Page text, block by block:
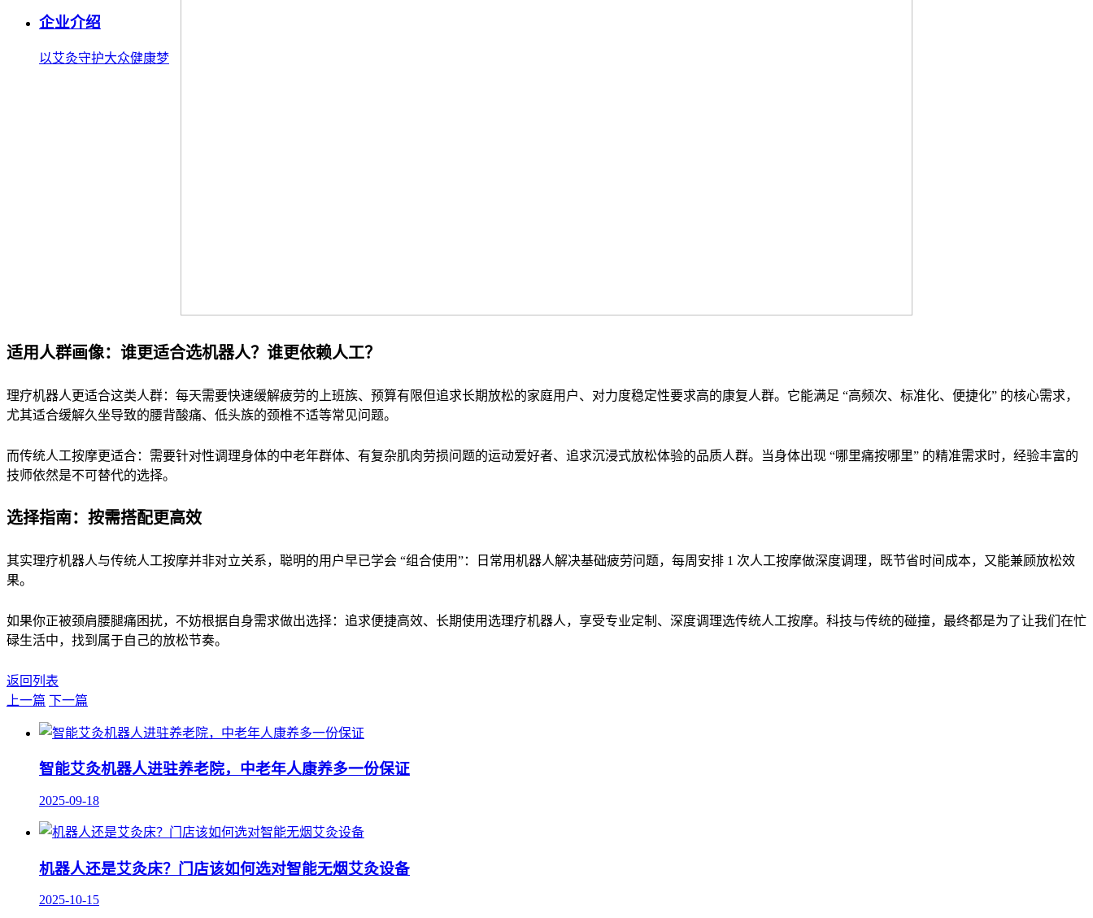
企业介绍
以艾灸守护大众健康梦
适用人群画像：谁更适合选机器人？谁更依赖人工？
理疗机器人更适合这类人群：每天需要快速缓解疲劳的上班族、预算有限但追求长期放松的家庭用户、对力度稳定性要求高的康复人群。它能满足 “高频次、标准化、便捷化” 的核心需求，
尤其适合缓解久坐导致的腰背酸痛、低头族的颈椎不适等常见问题。
而传统人工按摩更适合：需要针对性调理身体的中老年群体、有复杂肌肉劳损问题的运动爱好者、追求沉浸式放松体验的品质人群。当身体出现 “哪里痛按哪里” 的精准需求时，经验丰富的
技师依然是不可替代的选择。
选择指南：按需搭配更高效
其实理疗机器人与传统人工按摩并非对立关系，聪明的用户早已学会 “组合使用”：日常用机器人解决基础疲劳问题，每周安排 1 次人工按摩做深度调理，既节省时间成本，又能兼顾放松效
果。
如果你正被颈肩腰腿痛困扰，不妨根据自身需求做出选择：追求便捷高效、长期使用选理疗机器人，享受专业定制、深度调理选传统人工按摩。科技与传统的碰撞，最终都是为了让我们在忙
碌生活中，找到属于自己的放松节奏。
返回列表
上一篇 下一篇
智能艾灸机器人进驻养老院，中老年人康养多一份保证
2025-09-18
机器人还是艾灸床？门店该如何选对智能无烟艾灸设备
2025-10-15